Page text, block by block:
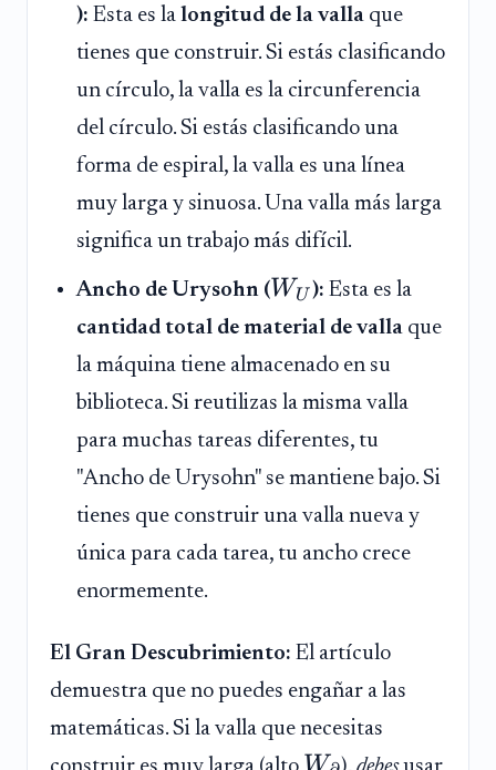
): Esta es la longitud de la valla que
tienes que construir. Si estás clasificando
un círculo, la valla es la circunferencia
del círculo. Si estás clasificando una
forma de espiral, la valla es una línea
muy larga y sinuosa. Una valla más larga
significa un trabajo más difícil.
Ancho de Urysohn ( WU ): Esta es la
cantidad total de material de valla que
la máquina tiene almacenado en su
biblioteca. Si reutilizas la misma valla
para muchas tareas diferentes, tu
"Ancho de Urysohn" se mantiene bajo. Si
tienes que construir una valla nueva y
única para cada tarea, tu ancho crece
enormemente.
El Gran Descubrimiento: El artículo
demuestra que no puedes engañar a las
matemáticas. Si la valla que necesitas